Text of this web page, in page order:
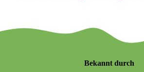
Bekannt durch